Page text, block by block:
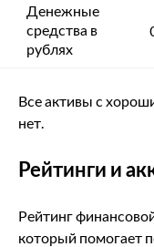
Денежные
средства в
рублях
Все активы с
нет.
Рейтинги и
Рейтинг
который помогает